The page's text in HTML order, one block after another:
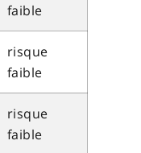
faible
risque
faible
risque
faible